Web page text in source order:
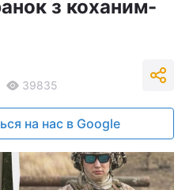
з коханим-
39835
на нас в Google